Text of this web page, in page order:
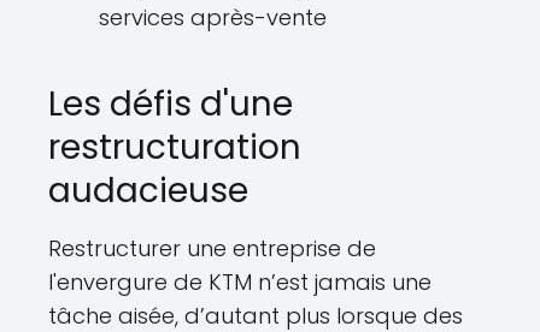
services après-vente
Les défis d'une
restructuration
audacieuse
Restructurer une entreprise de
l'envergure de KTM n’est jamais une
tâche aisée, d’autant plus lorsque des